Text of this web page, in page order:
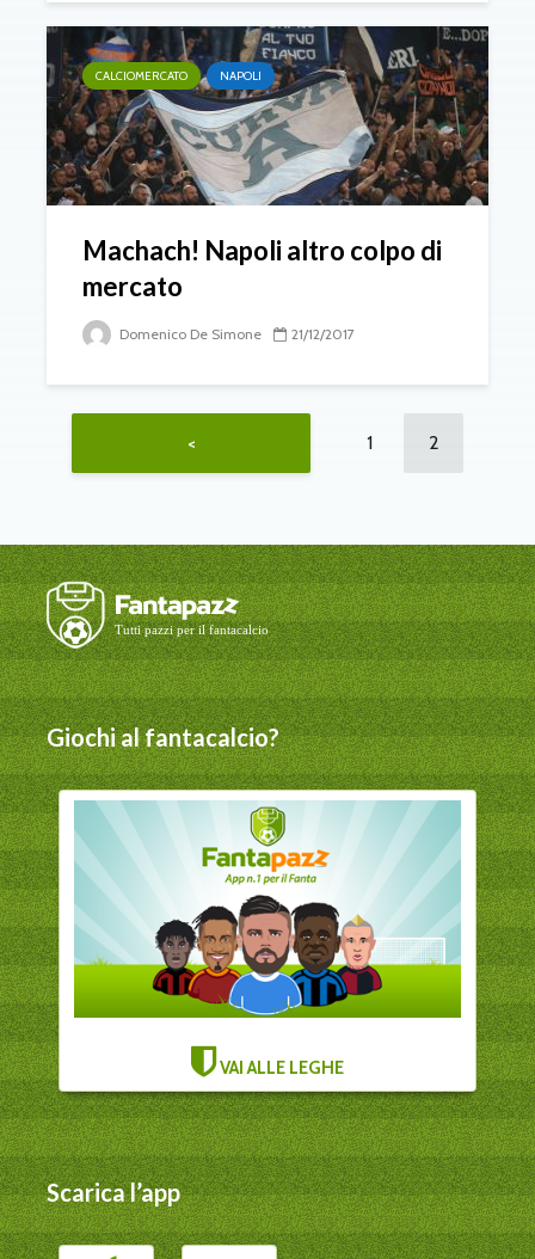
CALCIOMERCATO NAPOLI
Machach! Napoli altro colpo di
mercato
Domenico De Simone 21/12/2017
< 1 2
Giochi al fantacalcio?
VAI ALLE LEGHE
Scarica l’app